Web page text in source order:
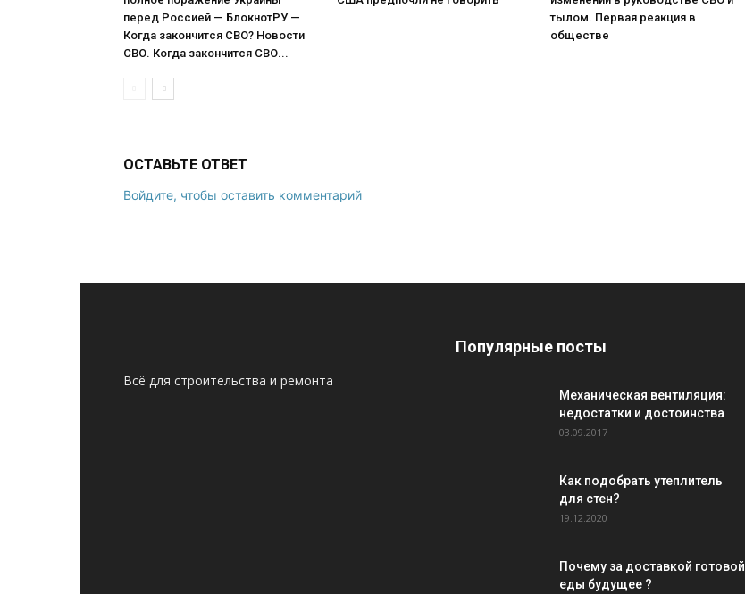
перед Россией — БлокнотРУ —
Когда закончится СВО? Новости
СВО. Когда закончится СВО...
тылом. Первая реакция в
обществе
ОСТАВЬТЕ ОТВЕТ
Войдите, чтобы оставить комментарий
Всё для строительства и ремонта
Популярные посты
Механическая вентиляция:
недостатки и достоинства
03.09.2017
Как подобрать утеплитель
для стен?
19.12.2020
Почему за доставкой готовой
еды будущее ?